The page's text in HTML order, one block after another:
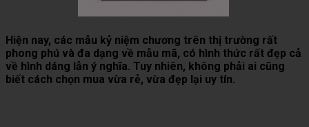
Hiện nay, các mẫu kỷ niệm chương trên thị trường rất
phong phú và đa dạng về mẫu mã, có hình thức rất đẹp cả
về hình dáng lẫn ý nghĩa. Tuy nhiên, không phải ai cũng
biết cách chọn mua vừa rẻ, vừa đẹp lại uy tín.